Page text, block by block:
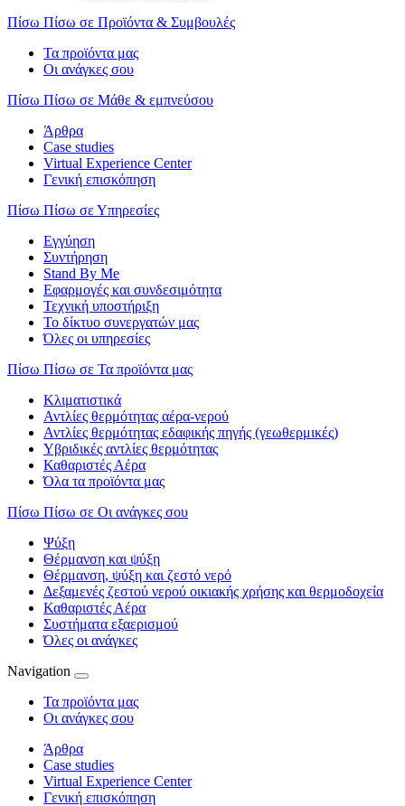
Πίσω Πίσω σε Προϊόντα & Συμβουλές
Τα προϊόντα μας
Οι ανάγκες σου
Πίσω Πίσω σε Μάθε & εμπνεύσου
Άρθρα
Case studies
Virtual Experience Center
Γενική επισκόπηση
Πίσω Πίσω σε Υπηρεσίες
Εγγύηση
Συντήρηση
Stand By Me
Εφαρμογές και συνδεσιμότητα
Τεχνική υποστήριξη
Το δίκτυο συνεργατών μας
Όλες οι υπηρεσίες
Πίσω Πίσω σε Τα προϊόντα μας
Κλιματιστικά
Αντλίες θερμότητας αέρα-νερού
Αντλίες θερμότητας εδαφικής πηγής (γεωθερμικές)
Υβριδικές αντλίες θερμότητας
Καθαριστές Αέρα
Όλα τα προϊόντα μας
Πίσω Πίσω σε Οι ανάγκες σου
Ψύξη
Θέρμανση και ψύξη
Θέρμανση, ψύξη και ζεστό νερό
Δεξαμενές ζεστού νερού οικιακής χρήσης και θερμοδοχεία
Καθαριστές Αέρα
Συστήματα εξαερισμού
Όλες οι ανάγκες
Navigation
Τα προϊόντα μας
Οι ανάγκες σου
Άρθρα
Case studies
Virtual Experience Center
Γενική επισκόπηση